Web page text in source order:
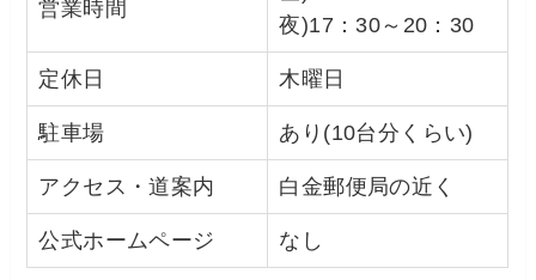
営業時間
夜)17：30～20：30
定休日 木曜日
駐車場 あり(10台分くらい)
アクセス・道案内 白金郵便局の近く
公式ホームページ なし